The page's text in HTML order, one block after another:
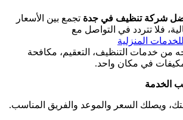
شركة تنظيف في جدة تجمع بين الأسعار
فلا تتردد في التواصل مع
المنزلية
من خدمات التنظيف، التعقيم، مكافحة
في مكان واحد.
الخدمة
ويصلك السعر والموعد والفريق المناسب.